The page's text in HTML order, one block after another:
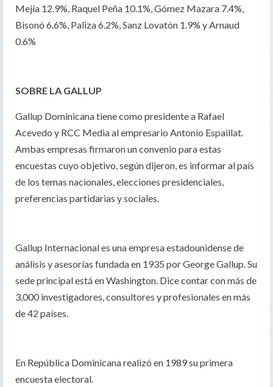
Mejía 12.9%, Raquel Peña 10.1%, Gómez Mazara 7.4%,
Bisonó 6.6%, Paliza 6.2%, Sanz Lovatón 1.9% y Arnaud
0.6%
SOBRE LA GALLUP
Gallup Dominicana tiene como presidente a Rafael
Acevedo y RCC Media al empresario Antonio Espaillat.
Ambas empresas firmaron un convenio para estas
encuestas cuyo objetivo, según dijeron, es informar al país
de los temas nacionales, elecciones presidenciales,
preferencias partidarias y sociales.
Gallup Internacional es una empresa estadounidense de
análisis y asesorías fundada en 1935 por George Gallup. Su
sede principal está en Washington. Dice contar con más de
3,000 investigadores, consultores y profesionales en más
de 42 países.
En República Dominicana realizó en 1989 su primera
encuesta electoral.